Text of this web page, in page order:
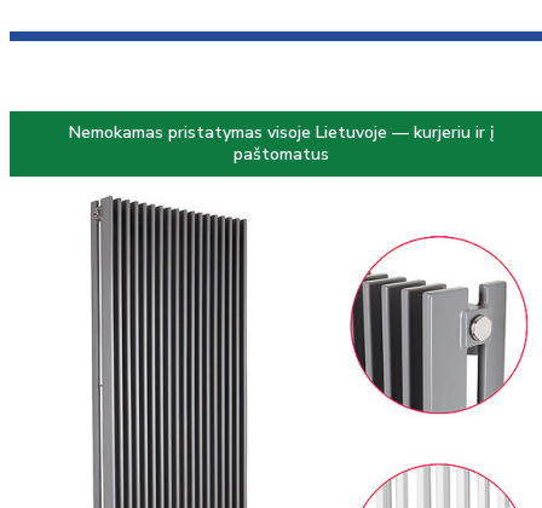
Nemokamas pristatymas visoje Lietuvoje — kurjeriu ir į
paštomatus